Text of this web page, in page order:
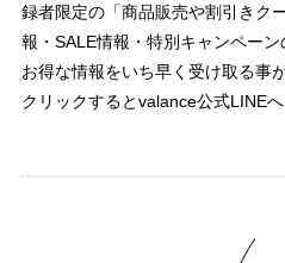
録者限定の「商品販売や割引きク
報・SALE情報・特別キャンペー
お得な情報をいち早く受け取る事
クリックするとvalance公式LINEへ